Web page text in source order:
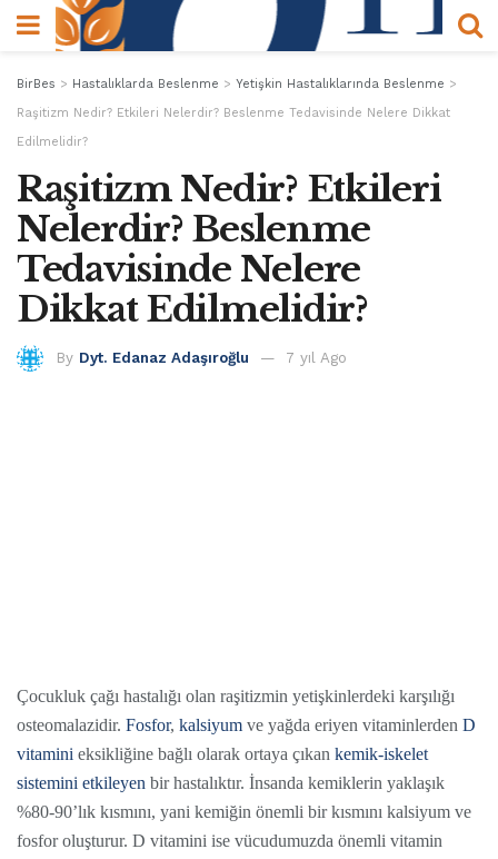
BirBes > Hastalıklarda Beslenme > Yetişkin Hastalıklarında Beslenme >
Raşitizm Nedir? Etkileri Nelerdir? Beslenme Tedavisinde Nelere Dikkat
Edilmelidir?
Raşitizm Nedir? Etkileri
Nelerdir? Beslenme
Tedavisinde Nelere
Dikkat Edilmelidir?
By Dyt. Edanaz Adaşıroğlu 7 yıl Ago
Çocukluk çağı hastalığı olan raşitizmin yetişkinlerdeki karşılığı
osteomalazidir. Fosfor, kalsiyum ve yağda eriyen vitaminlerden D
vitamini eksikliğine bağlı olarak ortaya çıkan kemik-iskelet
sistemini etkileyen bir hastalıktır. İnsanda kemiklerin yaklaşık
%80-90’lık kısmını, yani kemiğin önemli bir kısmını kalsiyum ve
fosfor oluşturur. D vitamini ise vücudumuzda önemli vitamin